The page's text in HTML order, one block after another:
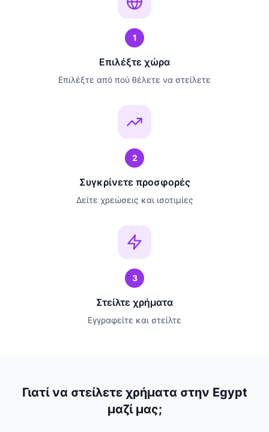
1
Επιλέξτε χώρα
Επιλέξτε από πού θέλετε να στείλετε
2
Συγκρίνετε προσφορές
Δείτε χρεώσεις και ισοτιμίες
3
Στείλτε χρήματα
Εγγραφείτε και στείλτε
Γιατί να στείλετε χρήματα στην Egypt
μαζί μας;